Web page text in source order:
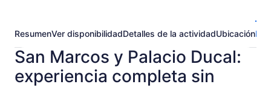
ResumenVer disponibilidadDetalles de la actividadUbicación
San Marcos y Palacio Ducal:
experiencia completa sin